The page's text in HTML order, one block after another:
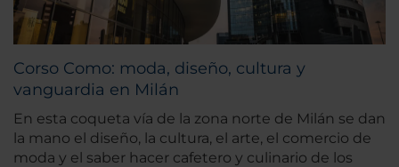
Corso Como: moda, diseño, cultura y
vanguardia en Milán
En esta coqueta vía de la zona norte de Milán se dan
la mano el diseño, la cultura, el arte, el comercio de
moda y el saber hacer cafetero y culinario de los